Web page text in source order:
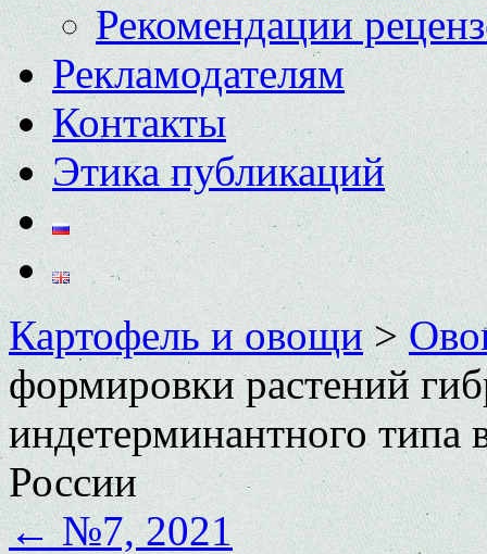
Рекомендации
Рекламодателям
Контакты
Этика публикаций
Картофель и овощи>
формировки растений
индетерминантного типа
России
←№7, 2021